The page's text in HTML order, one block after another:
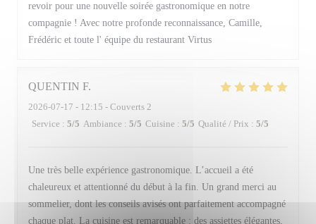
revoir pour une nouvelle soirée gastronomique en notre
compagnie ! Avec notre profonde reconnaissance, Camille,
Frédéric et toute l' équipe du restaurant Virtus
QUENTIN F
2026-07-17 - 12:15 - Couverts 2
Service : 5/5 Ambiance : 5/5 Cuisine : 5/5 Qualité / Prix : 5/5
Une très belle expérience gastronomique. L’accueil a été
chaleureux et attentionné du début à la fin. Un grand merci au
sommelier, dont les conseils avisés ont parfaitement accompagné
chaque plat. La cuisine est remarquable : des assiettes élégantes,